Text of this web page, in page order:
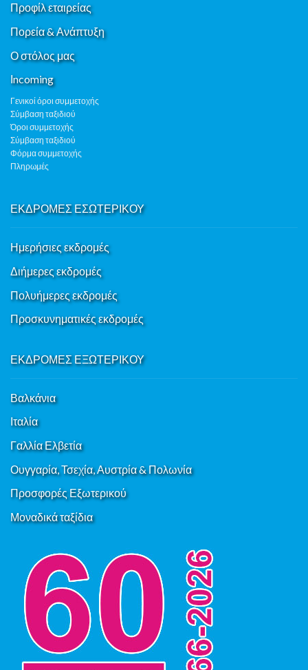
Προφίλ εταιρείας
Πορεία & Ανάπτυξη
Ο στόλος μας
Ιncoming
Γενικοί όροι συμμετοχής
Σύμβαση ταξιδιού
Όροι συμμετοχής
Σύμβαση ταξιδιού
Φόρμα συμμετοχής
Πληρωμές
ΕΚΔΡΟΜΕΣ ΕΣΩΤΕΡΙΚΟΥ
Ημερήσιες εκδρομές
Διήμερες εκδρομές
Πολυήμερες εκδρομές
Προσκυνηματικές εκδρομές
ΕΚΔΡΟΜΕΣ ΕΞΩΤΕΡΙΚΟΥ
Βαλκάνια
Ιταλία
Γαλλία Ελβετία
Ουγγαρία, Τσεχία, Αυστρία & Πολωνία
Προσφορές Εξωτερικού
Μοναδικά ταξίδια